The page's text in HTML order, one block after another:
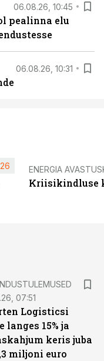
06.08.26, 10:45
pealinna elu
06.08.26, 10:31
ENERGIA
Kriisikindluse
07:51
Logisticsi
langes 15% ja
keris juba
miljoni euro